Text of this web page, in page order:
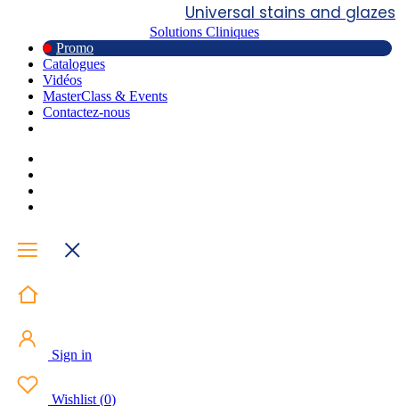
Universal stains and glazes
Solutions Cliniques
Promo
Catalogues
Vidéos
MasterClass & Events
Contactez-nous
Sign in
Wishlist (0)